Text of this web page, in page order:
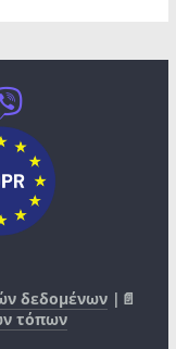
δεδομένων |📄
τόπων